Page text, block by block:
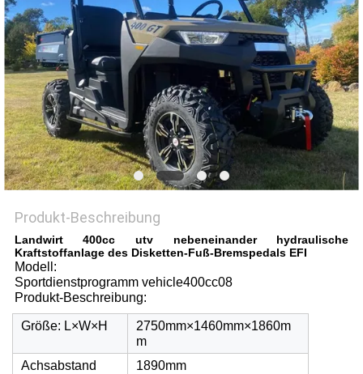
Produkt-Beschreibung
Landwirt 400cc utv nebeneinander hydraulische
Kraftstoffanlage des Disketten-Fuß-Bremspedals EFI
Modell:
Sportdienstprogramm vehicle400cc08
Produkt-Beschreibung:
Größe: L×W×H
2750mm×1460mm×1860m
m
Achsabstand
1890mm